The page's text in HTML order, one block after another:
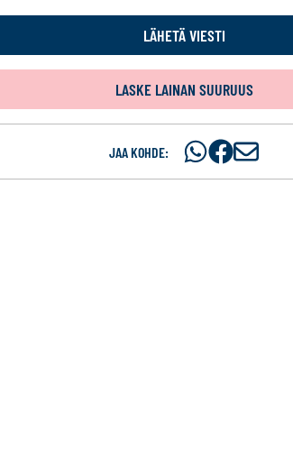
LÄHETÄ VIESTI
LASKE LAINAN SUURUUS
JAA KOHDE:
JaaJaaJ